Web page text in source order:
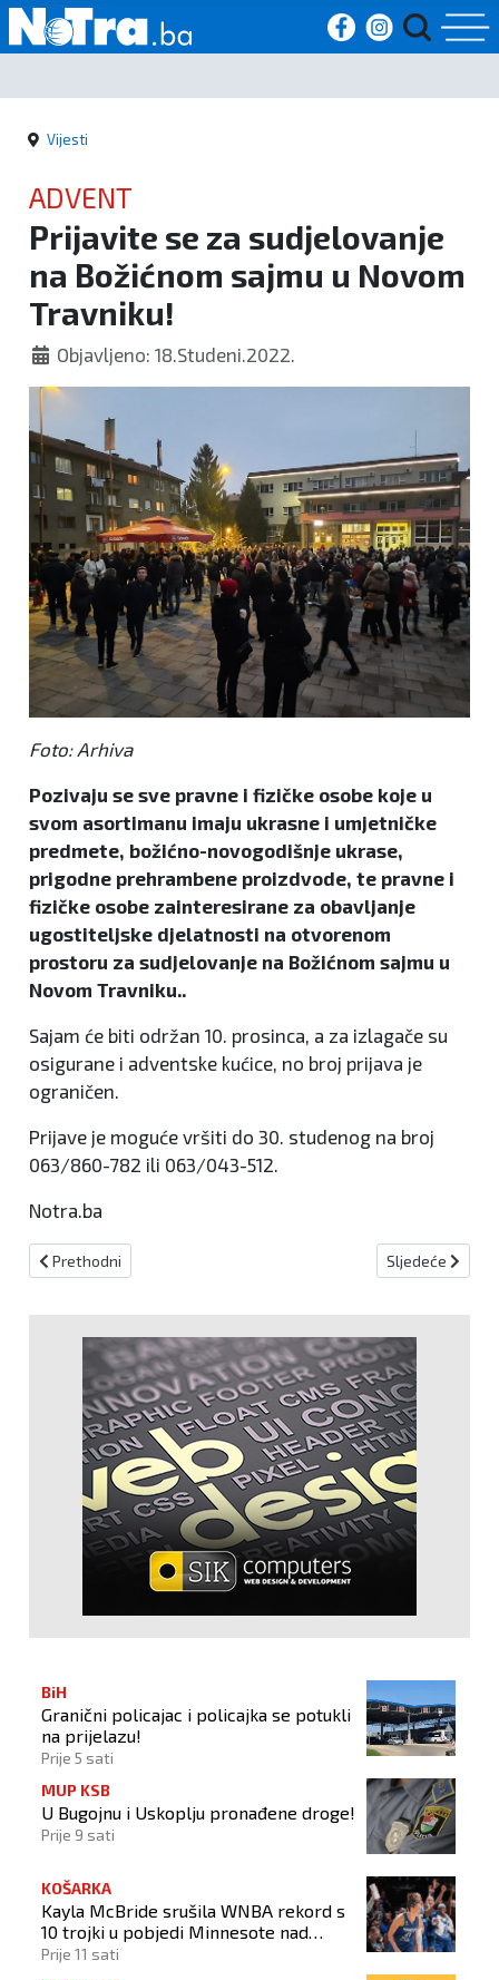
Početna
Vijesti
Sport
Kultura
Crna
kronika
Politika
Zanimljivosti
Vijesti
ADVENT
Prijavite se za sudjelovanje
na Božićnom sajmu u Novom
Travniku!
Objavljeno: 18.Studeni.2022.
Foto: Arhiva
Pozivaju se sve pravne i fizičke osobe koje u
svom asortimanu imaju ukrasne i umjetničke
predmete, božićno-novogodišnje ukrase,
prigodne prehrambene proizdvode, te pravne i
fizičke osobe zainteresirane za obavljanje
ugostiteljske djelatnosti na otvorenom
prostoru za sudjelovanje na Božićnom sajmu u
Novom Travniku..
Sajam će biti održan 10. prosinca, a za izlagače su
osigurane i adventske kućice, no broj prijava je
ograničen.
Prijave je moguće vršiti do 30. studenog na broj
063/860-782 ili 063/043-512.
Notra.ba
Prethodni članak: Vukovar: Krenula Kolona sjećanja
Prethodni Sljedeći
Sljedeće
BiH
Granični policajac i policajka se potukli
na prijelazu!
Prije 5 sati
MUP KSB
U Bugojnu i Uskoplju pronađene droge!
Prije 9 sati
KOŠARKA
Kayla McBride srušila WNBA rekord s
10 trojki u pobjedi Minnesote nad
Dallasom
Prije 11 sati